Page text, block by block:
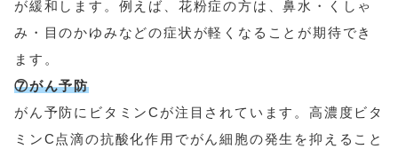
が緩和します。例えば、花粉症の方は、鼻水・くしゃ
み・目のかゆみなどの症状が軽くなることが期待でき
ます。
⑦がん予防
がん予防にビタミンCが注目されています。高濃度ビタ
ミンC点滴の抗酸化作用でがん細胞の発生を抑えること